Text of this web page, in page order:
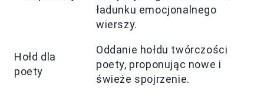
ładunku emocjonalnego
wierszy.
Hołd dla
poety
Oddanie hołdu twórczości
poety, proponując nowe i
świeże spojrzenie.